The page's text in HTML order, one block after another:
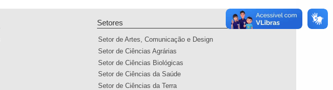
Setores
Setor de Artes, Comunicação e Design
Setor de Ciências Agrárias
Setor de Ciências Biológicas
Setor de Ciências da Saúde
Setor de Ciências da Terra